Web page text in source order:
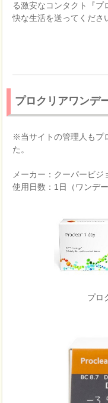
る激安なコンタクト『
快な生活を送ってくださ
プロクリアワンデ
※当サイトの管理人もプ
た。
メーカー：クーパービジ
使用日数：1日（ワンデー
プロ